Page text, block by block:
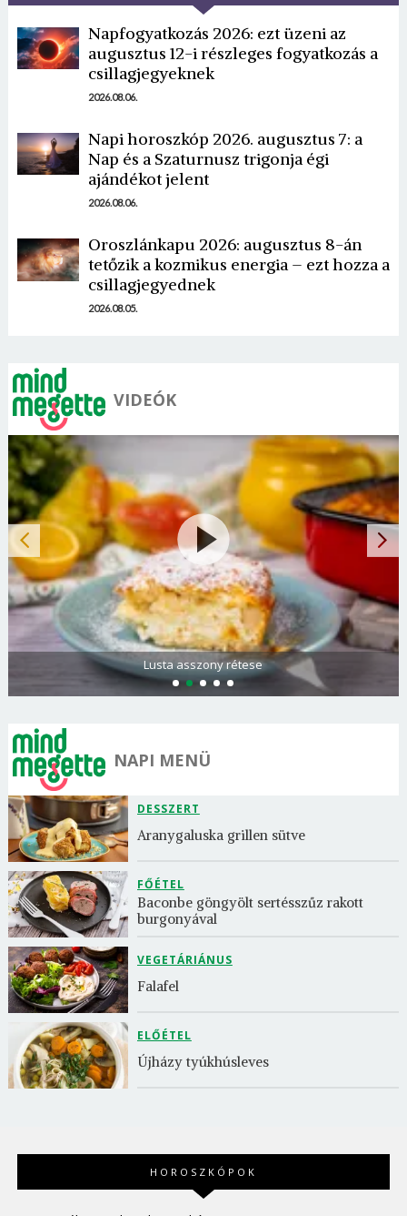
Napfogyatkozás 2026: ezt üzeni az
augusztus 12-i részleges fogyatkozás a
csillagjegyeknek
2026.08.06.
Napi horoszkóp 2026. augusztus 7: a
Nap és a Szaturnusz trigonja égi
ajándékot jelent
2026.08.06.
Oroszlánkapu 2026: augusztus 8-án
tetőzik a kozmikus energia – ezt hozza a
csillagjegyednek
2026.08.05.
VIDEÓK
Lusta asszony rétese
NAPI MENÜ
DESSZERT
Aranygaluska grillen sütve
FŐÉTEL
Baconbe göngyölt sertésszűz rakott
burgonyával
VEGETÁRIÁNUS
Falafel
ELŐÉTEL
Újházy tyúkhúsleves
HOROSZKÓPOK
Borsonline bejelentkezés
E-mail cím vagy felhasználónév
Jelszó